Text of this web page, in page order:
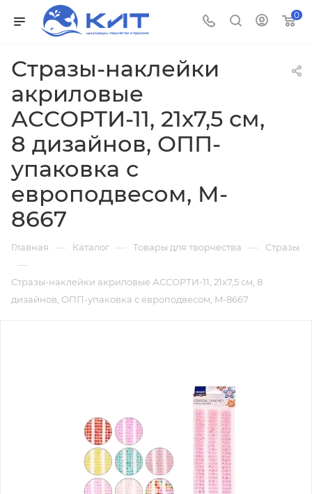
0
Стразы-наклейки
акриловые
АССОРТИ-11, 21х7,5 см,
8 дизайнов, ОПП-
упаковка с
европодвесом, M-
8667
Главная — Каталог — Товары для творчества — Стразы
—
Стразы-наклейки акриловые АССОРТИ-11, 21х7,5 см, 8
дизайнов, ОПП-упаковка с европодвесом, M-8667